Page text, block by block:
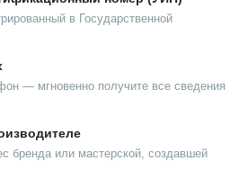
в Государственной
— мгновенно получите все сведения
бренда или мастерской, создавшей